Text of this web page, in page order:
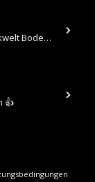
Hallo , Hier sind nun meine Bilder 2026er Klassikwelt Bodensee 😀 https://up.picr.de/51125547rb.jpg https://up.pi
👍